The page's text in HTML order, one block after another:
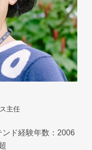
主任
ンド経験年数：2006